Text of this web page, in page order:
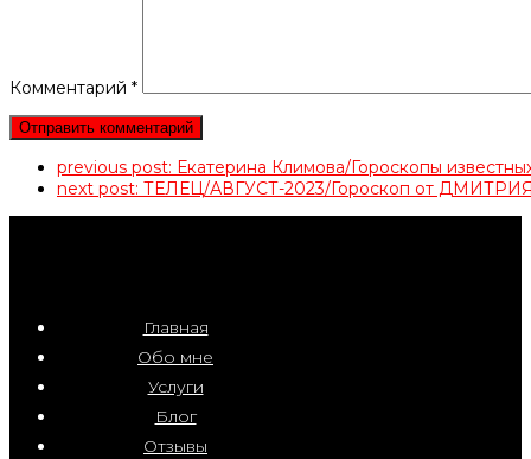
Комментарий *
previous post: Екатерина Климова/Гороскопы
next post: ТЕЛЕЦ/АВГУСТ-2023/Гороскоп от
Главная
Обо мне
Услуги
Блог
Отзывы